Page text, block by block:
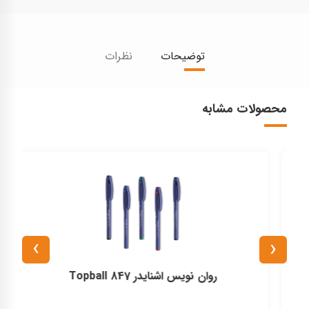
توضیحات نظرات
محصولات مشابه
روان نويس اشنايدر Topball 847
‹
›